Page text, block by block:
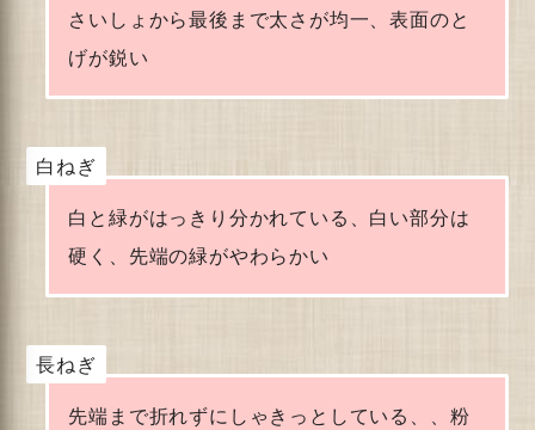
さいしょから最後まで太さが均一、表面のと
げが鋭い
白ねぎ
白と緑がはっきり分かれている、白い部分は
硬く、先端の緑がやわらかい
長ねぎ
先端まで折れずにしゃきっとしている、、粉